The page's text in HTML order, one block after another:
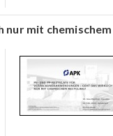
nur mit chemischem